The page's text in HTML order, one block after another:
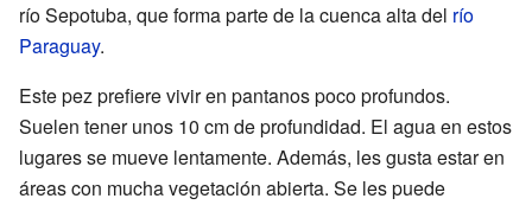
río Sepotuba, que forma parte de la cuenca alta del río
Paraguay.
Este pez prefiere vivir en pantanos poco profundos.
Suelen tener unos 10 cm de profundidad. El agua en estos
lugares se mueve lentamente. Además, les gusta estar en
áreas con mucha vegetación abierta. Se les puede